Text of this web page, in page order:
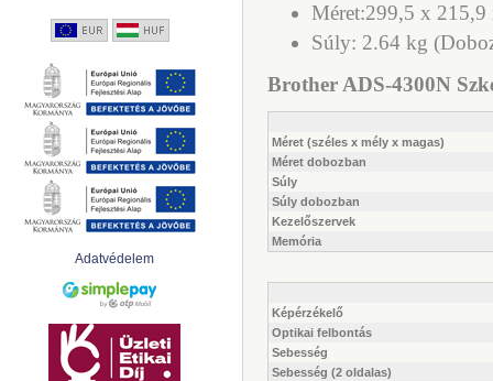
Adatvédelem
Méret:299,5 x
Súly: 2.64 kg
Brother ADS-4300N
Méret (széles x mély x magas)
Méret dobozban
Súly
Súly dobozban
Kezelőszervek
Memória
Képérzékelő
Optikai felbontás
Sebesség
Sebesség (2 oldalas)